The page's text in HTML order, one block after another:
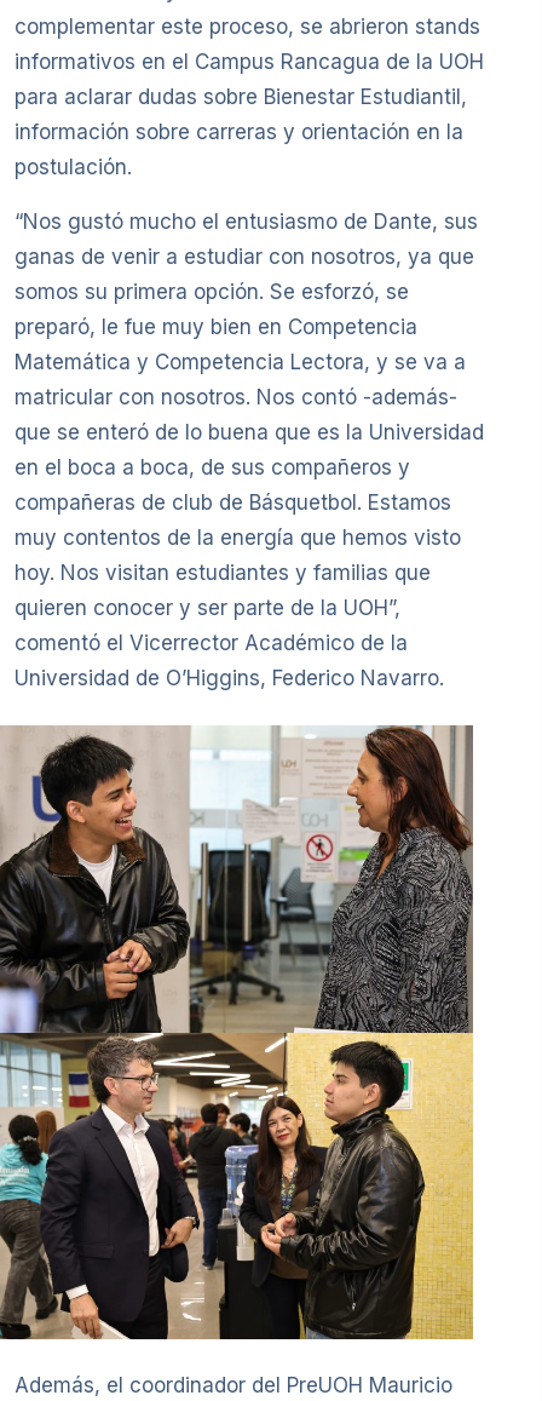
complementar este proceso, se abrieron stands
informativos en el Campus Rancagua de la UOH
para aclarar dudas sobre Bienestar Estudiantil,
información sobre carreras y orientación en la
postulación.
“Nos gustó mucho el entusiasmo de Dante, sus
ganas de venir a estudiar con nosotros, ya que
somos su primera opción. Se esforzó, se
preparó, le fue muy bien en Competencia
Matemática y Competencia Lectora, y se va a
matricular con nosotros. Nos contó -además-
que se enteró de lo buena que es la Universidad
en el boca a boca, de sus compañeros y
compañeras de club de Básquetbol. Estamos
muy contentos de la energía que hemos visto
hoy. Nos visitan estudiantes y familias que
quieren conocer y ser parte de la UOH”,
comentó el Vicerrector Académico de la
Universidad de O’Higgins, Federico Navarro.
Además, el coordinador del PreUOH Mauricio